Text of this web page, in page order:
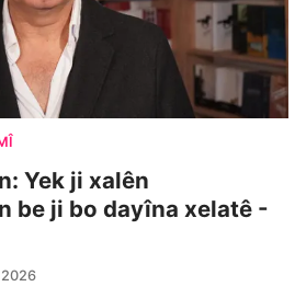
Yek ji xalên
be ji bo dayîna xelatê -
2026